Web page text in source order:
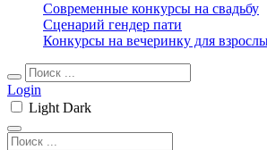
Современные конкурсы на свадьбу
Сценарий гендер пати
Конкурсы на вечеринку для
Login
Light Dark